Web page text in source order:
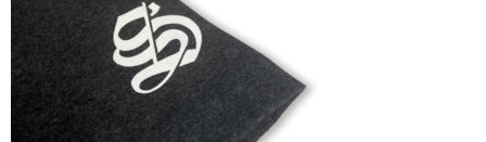
ロングTシャツ
ゲームシャツ
コーチジャケット